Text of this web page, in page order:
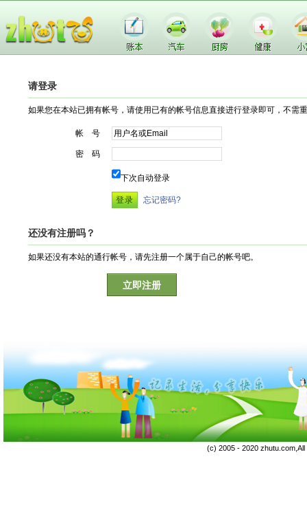
请登录
如果您在本站已拥有帐号，请使用已有的帐号信息直接进行登录即可，不需
帐 号
密 码
下次自动登录
忘记密码?
还没有注册吗？
如果还没有本站的通行帐号，请先注册一个属于自己的帐号吧。
立即注册
(c) 2005 - 2020